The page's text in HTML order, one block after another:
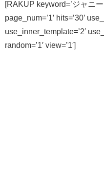
[RAKUP keyword=’ジャニー
page_num=’1′ hits=’30’
use_inner_template=’2′
random=’1′ view=’1′]